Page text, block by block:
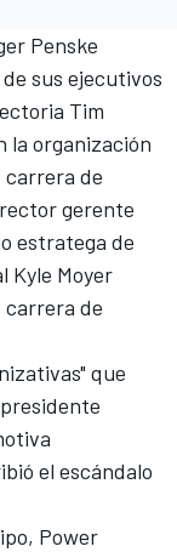
Penske
sus ejecutivos
Tim
la organización
carrera de
gerente
estratega de
Kyle Moyer
carrera de
que
el escándalo
Power